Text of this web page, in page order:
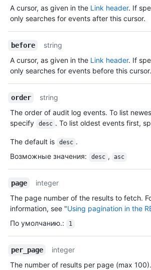
A cursor, as given in the Link header. If
only searches for events after this cursor.
before
string
A cursor, as given in the Link header. If
only searches for events before this cursor.
order
string
The order of audit log events. To list
specify
desc . To list oldest events first,
The default is desc .
Возможные значения: desc , asc
page
integer
The page number of the results to fetch.
information, see "Using pagination in the
По умолчанию.: 1
per_page
integer
The number of results per page (max